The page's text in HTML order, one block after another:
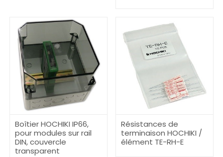
Boîtier HOCHIKI IP66,
pour modules sur rail
DIN, couvercle
transparent
Résistances de
terminaison HOCHIKI /
élément TE-RH-E